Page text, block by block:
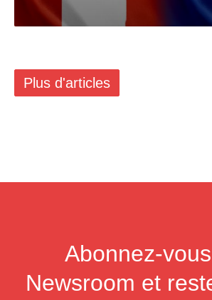
Plus d'articles
Abonnez-
Newsroom et